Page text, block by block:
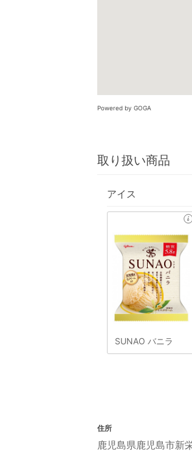
Powered by GOGA
取り扱い商品
アイス
SUNAO バニラ
住所
鹿児島県鹿児島市新